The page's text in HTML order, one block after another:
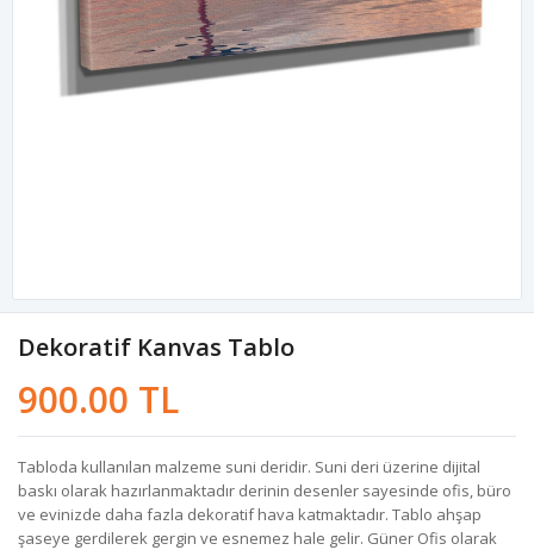
Dekoratif Kanvas Tablo
900.00 TL
Tabloda kullanılan malzeme suni deridir. Suni deri üzerine dijital
baskı olarak hazırlanmaktadır derinin desenler sayesinde ofis, büro
ve evinizde daha fazla dekoratif hava katmaktadır. Tablo ahşap
şaseye gerdilerek gergin ve esnemez hale gelir. Güner Ofis olarak